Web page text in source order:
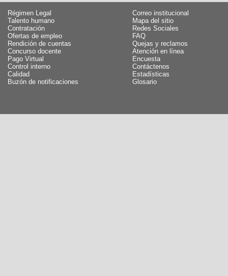
Régimen Legal
Talento humano
Contratación
Ofertas de empleo
Rendición de cuentas
Concurso docente
Pago Virtual
Control interno
Calidad
Buzón de notificaciones
Correo institucional
Mapa del sitio
Redes Sociales
FAQ
Quejas y reclamos
Atención en línea
Encuesta
Contáctenos
Estadísticas
Glosario